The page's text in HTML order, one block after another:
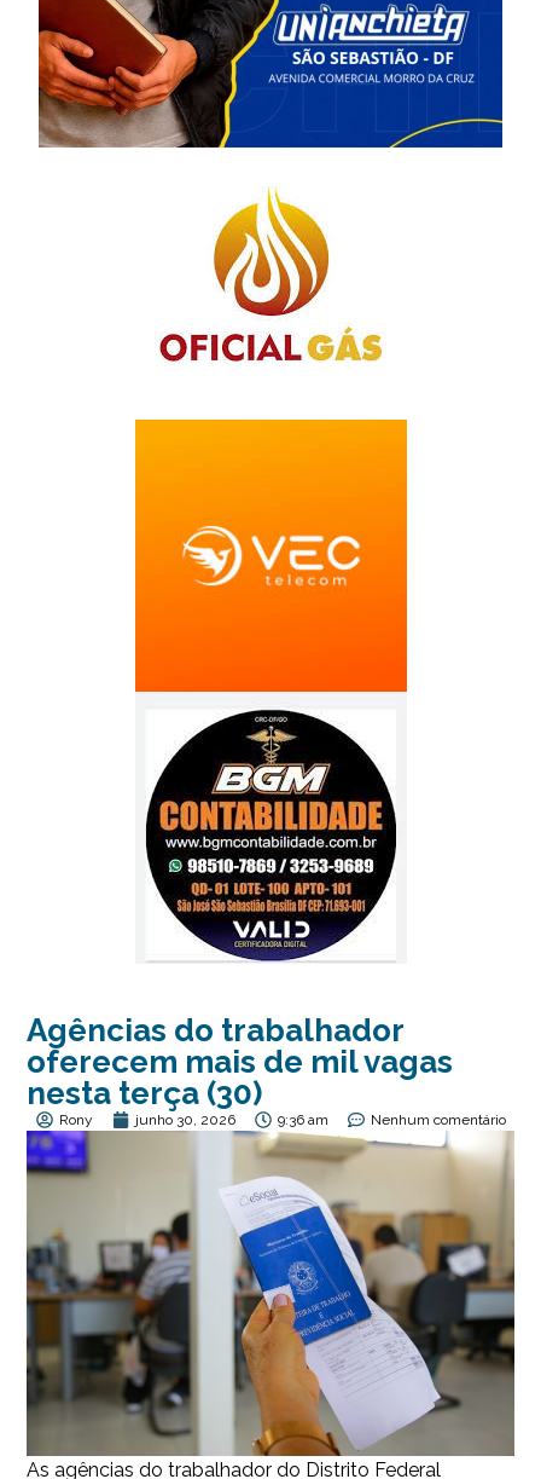
Agências do trabalhador
oferecem mais de mil vagas
nesta terça (30)
Rony junho 30, 2026 9:36 am Nenhum comentário
As agências do trabalhador do Distrito Federal